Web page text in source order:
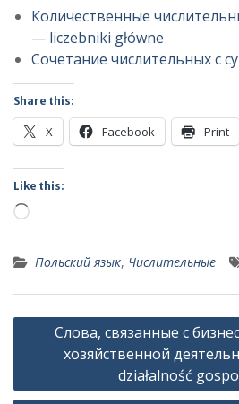
Количественные
— liczebniki główne
Сочетание числительных с
Share this:
X Facebook Print
Like this:
Loading…
Польский язык, Числительные
Post
navigation
Слова, связанные с
хозяйственной
działalność